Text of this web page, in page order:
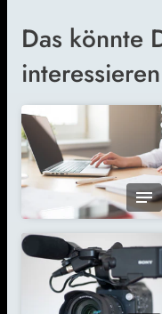
Das könnte
interessieren